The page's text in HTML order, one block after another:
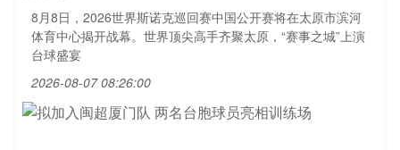
8月8日，2026世界斯诺克巡回赛中国公开赛将在太原市滨河
体育中心揭开战幕。世界顶尖高手齐聚太原，“赛事之城”上演
台球盛宴
2026-08-07 08:26:00